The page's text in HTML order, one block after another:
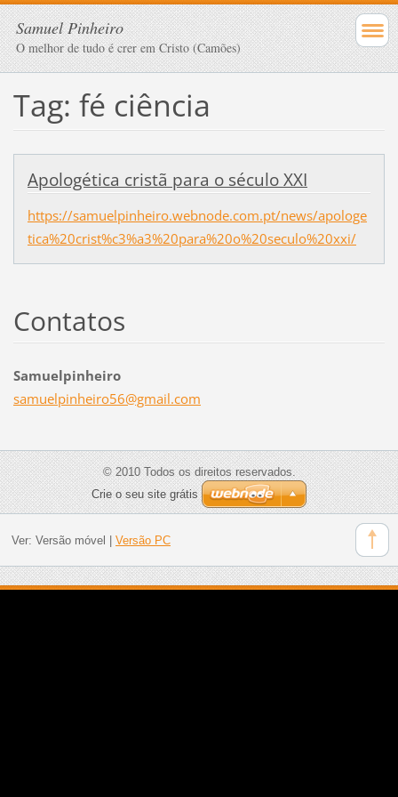
Samuel Pinheiro
O melhor de tudo é crer em Cristo (Camões)
Tag: fé ciência
Apologética cristã para o século XXI
https://samuelpinheiro.webnode.com.pt/news/apologe
tica%20crist%c3%a3%20para%20o%20seculo%20xxi/
Contatos
Samuelpinheiro
samuelpinheiro56@gmail.com
© 2010 Todos os direitos reservados.
Crie o seu site grátis
Ver: Versão móvel Versão PC